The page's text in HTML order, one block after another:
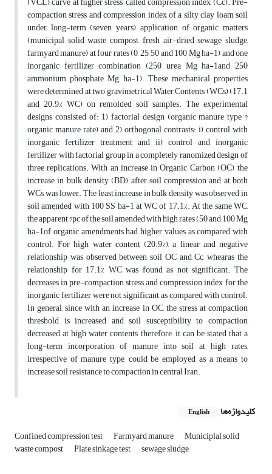
compaction stress and compression index of a silty clay loam soil
under long-term (seven years) application of organic matters
(municipal solid waste compost, fresh air-dried sewage sludge,
farmyard manure) at four rates (0, 25, 50 and 100 Mg ha-1) and one
inorganic fertilizer combination (250 urea Mg ha-1and 250
ammonium phosphate Mg ha-1). These mechanical properties
were determined at two gravimetrical Water Contents (WCs) (17.1
and 20.9% WC) on remolded soil samples. The experimental
designs consisted of: 1) factorial design (organic manure type ?
organic manure rate) and 2) orthogonal contrasts: i) control with
inorganic fertilizer treatment and ii) control and inorganic
fertilizer with factorial group in a completely ranomized design of
three replications. With an increase in Organic Carbon (OC), the
increase in bulk density (BD) after soil compression and at both
WCs was lower. The least increase in bulk density was observed in
soil amended with 100 SS ha-1 at WC of 17.1%. At the same WC,
the apparent ?pc of the soil amended with high rates (50 and 100 Mg
ha-1of organic amendments had higher values as compared with
control. For high water content (20.9%), a linear and negative
relationship was observed between soil OC and Cc, whearas the
relationship for 17.1% WC was found as not significant. The
decreases in pre-compaction stress and compression index, for the
inorganic fertilizer were not significant as compared with control.
In general, since with an increase in OC, the stress at compaction
threshold is increased and soil susceptibility to compaction
decreased at high water contents, therefore, it can be stated that a
long-term incorporation of manure into soil at high rates,
irrespective of manure type, could be employed as a means to
increase soil resistance to compaction in central Iran.
کلیدواژه‌ها English
Confined compression test Farmyard manure Municiplal solid
waste compost Plate sinkage test sewage sludge